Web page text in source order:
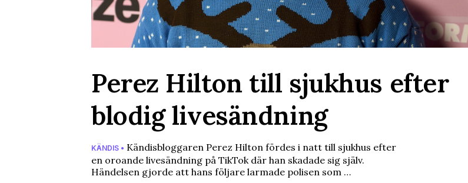
Perez Hilton till sjukhus efter
blodig livesändning
KÄNDIS • Kändisbloggaren Perez Hilton fördes i natt till sjukhus efter
en oroande livesändning på TikTok där han skadade sig själv.
Händelsen gjorde att hans följare larmade polisen som …